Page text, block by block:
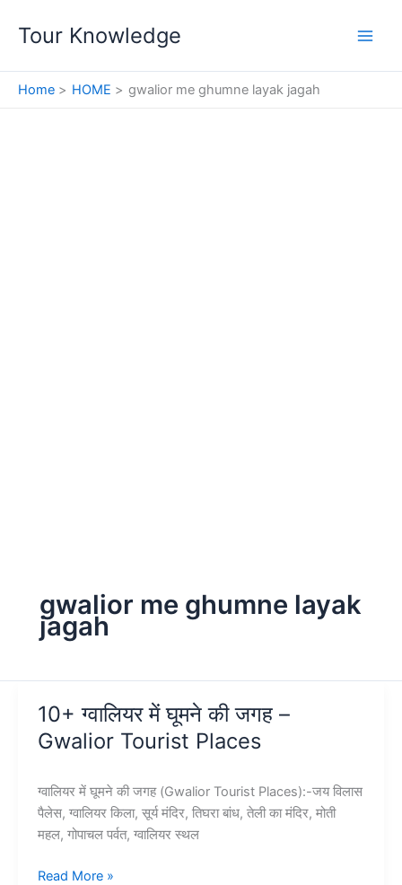
Tour Knowledge
Home HOME gwalior me ghumne layak jagah
gwalior me ghumne layak
jagah
10+ ग्वालियर में घूमने की जगह –
Gwalior Tourist Places
ग्वालियर में घूमने की जगह (Gwalior Tourist Places):-जय विलास
पैलेस, ग्वालियर किला, सूर्य मंदिर, तिघरा बांध, तेली का मंदिर, मोती
महल, गोपाचल पर्वत, ग्वालियर स्थल
10+
Read More »